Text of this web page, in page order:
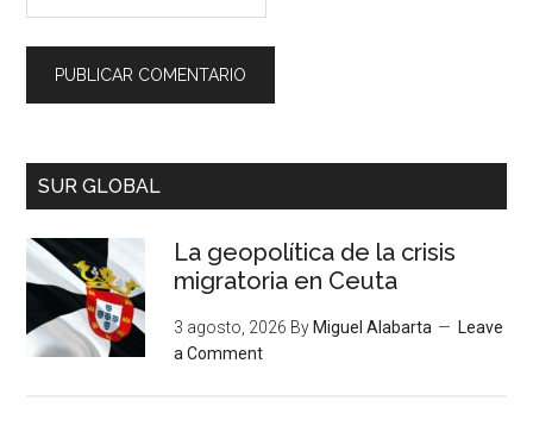
SUR GLOBAL
La geopolítica de la crisis
migratoria en Ceuta
3 agosto, 2026 By Miguel Alabarta
Leave
a Comment